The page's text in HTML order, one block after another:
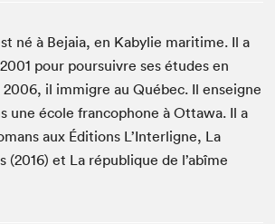
né à Bejaia, en Kabylie maritime. Il a
pour poursuivre ses études en
2006, il immigre au Québec. Il enseigne
une école francophone à Ottawa. Il a
aux Éditions L’Interligne, La
(2016) et La république de l’abîme